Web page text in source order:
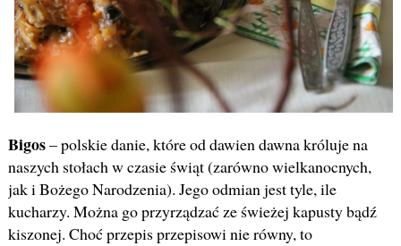
Bigos– polskie danie, które od dawien dawna króluje na
naszych stołach w czasie świąt (zarówno wielkanocnych,
jak i Bożego Narodzenia). Jego odmian jest tyle, ile
kucharzy. Można go przyrządzać ze świeżej kapusty bądź
kiszonej. Choć przepis przepisowi nie równy, to